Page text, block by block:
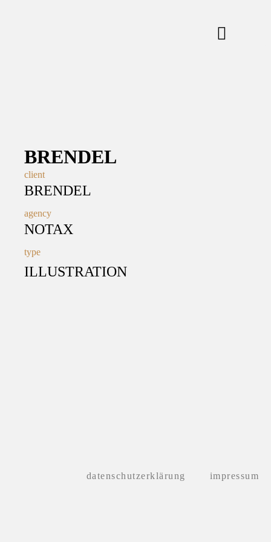
BRENDEL
client
BRENDEL
agency
NOTAX
type
ILLUSTRATION
datenschutzerklärung impressum